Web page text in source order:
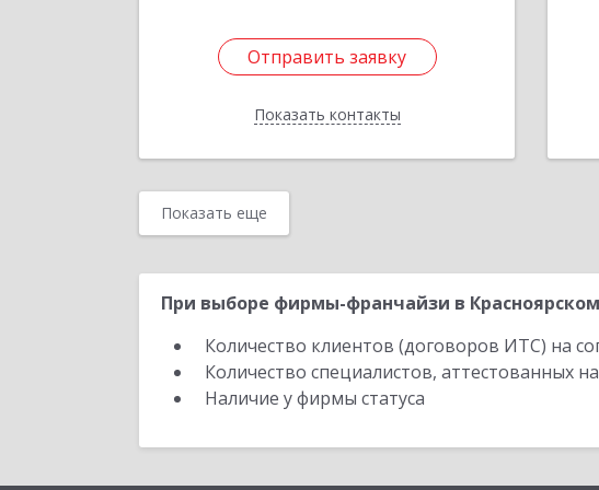
Отправить заявку
Показать контакты
Отправить заявку
Назад
Показать еще
При выборе фирмы-франчайзи в
Количество клиентов (договоров ИТС) на
Количество специалистов, аттестованных
Наличие у фирмы статуса